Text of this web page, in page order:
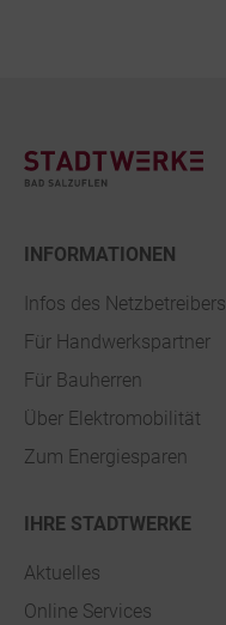
INFORMATIONEN
Infos des Netzbetreibers
Für Handwerkspartner
Für Bauherren
Über Elektromobilität
Zum Energiesparen
IHRE STADTWERKE
Aktuelles
Online Services